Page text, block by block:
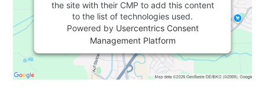
the site with their CMP to add this content
to the list of technologies used.
Powered by Usercentrics Consent
Management Platform